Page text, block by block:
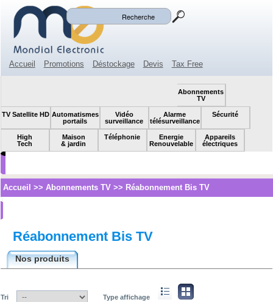
Mon compte
Accueil Promotions Déstockage Devis
Tax Free
Abonnements
TV
TV Satellite HD Automatismes
portails
Vidéo
surveillance
Alarme
télésurveillance
Sécurité
High
Tech
Maison
& jardin
Téléphonie
Energie
Renouvelable
Appareils
électriques
Accueil >> Abonnements TV>> Réabonnement Bis TV
Réabonnement Bis TV
Nos produits
Tri Type affichage